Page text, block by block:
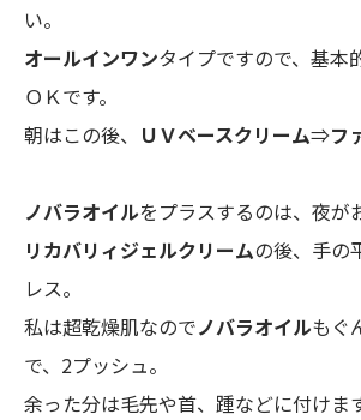
い。
オールインワンタイプですので、基本
ＯＫです。
朝はこの後、 ＵＶベースクリーム⇒フ
ノバラオイルをプラスするのは、夜が
リカバリィジェルクリームの後、手の
レス。
私は超乾燥肌なのでノバラオイルもぐ
で、2プッシュ。
余った分は毛先や首、踵などに付けます